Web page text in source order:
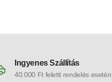
Ingyenes Szállítás
40.000 Ft feletti rendelés esetén